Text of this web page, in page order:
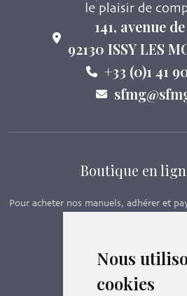
Nous
cookies
141, avenue
92130 ISSY LES
+33 (0)1 41
Boutique en
Pour acheter nos manuels, adhérer et
Boutique en